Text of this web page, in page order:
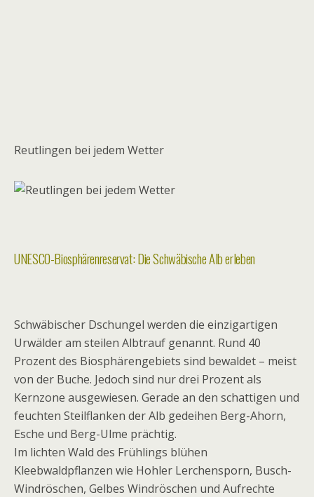
Reutlingen bei jedem Wetter
UNESCO-Biosphärenreservat: Die Schwäbische Alb erleben
Schwäbischer Dschungel werden die einzigartigen
Urwälder am steilen Albtrauf genannt. Rund 40
Prozent des Biosphärengebiets sind bewaldet – meist
von der Buche. Jedoch sind nur drei Prozent als
Kernzone ausgewiesen. Gerade an den schattigen und
feuchten Steilflanken der Alb gedeihen Berg-Ahorn,
Esche und Berg-Ulme prächtig.
Im lichten Wald des Frühlings blühen
Kleebwaldpflanzen wie Hohler Lerchensporn, Busch-
Windröschen, Gelbes Windröschen und Aufrechte